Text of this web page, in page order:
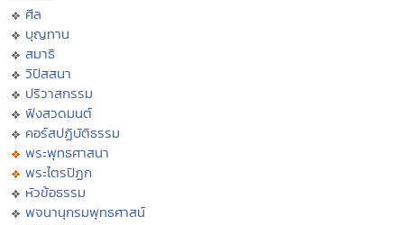
ศีล
บุญทาน
สมาธิ
วิปัสสนา
ปริวาสกรรม
ฟังสวดมนต์
คอร์สปฏิบัติธรรม
พระพุทธศาสนา
พระไตรปิฏก
หัวข้อธรรม
พจนานุกรมพุทธศาสน์